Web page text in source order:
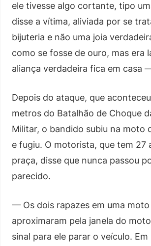
ele tivesse algo cortante, tipo
disse a vítima, aliviada por se
bijuteria e não uma joia
como se fosse de ouro, mas era
aliança verdadeira fica em casa
Depois do ataque, que
metros do Batalhão de Choque
Militar, o bandido subiu na moto
e fugiu. O motorista, que tem 27
praça, disse que nunca passou
parecido.
— Os dois rapazes em uma moto
aproximaram pela janela do
sinal para ele parar o veículo. Em